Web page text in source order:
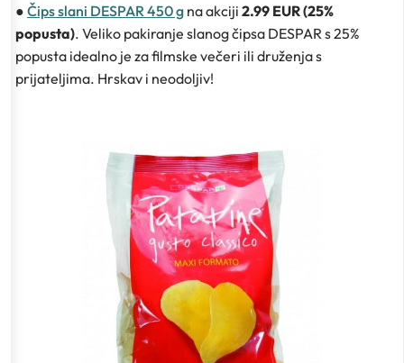
● Čips slani DESPAR 450 g na akciji 2.99 EUR (25%
popusta). Veliko pakiranje slanog čipsa DESPAR s 25%
popusta idealno je za filmske večeri ili druženja s
prijateljima. Hrskav i neodoljiv!